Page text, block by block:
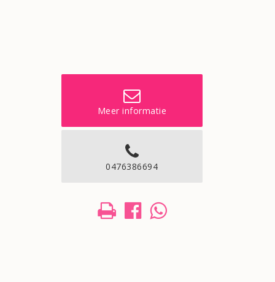
Meer informatie
0476386694